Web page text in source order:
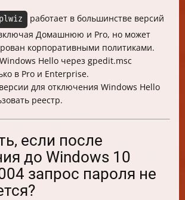
работает в большинстве версий
Домашнюю и Pro, но может
корпоративными политиками.
Hello через gpedit.msc
в Pro и Enterprise.
для отключения Windows Hello
реестр.
если после
до Windows 10
запрос пароля не